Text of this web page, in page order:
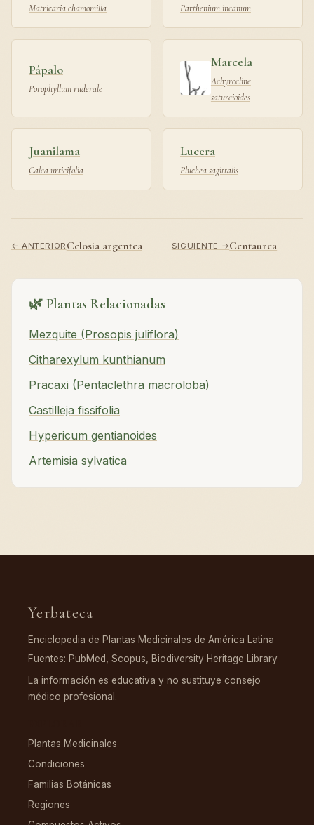
Matricaria chamomilla Parthenium incanum
Pápalo
Porophyllum ruderale
Marcela
Achyrocline
satureioides
Juanilama
Calea urticifolia
Lucera
Pluchea sagittalis
← ANTERIOR Celosia argentea SIGUIENTE →Centaurea
🌿 Plantas Relacionadas
Mezquite (Prosopis juliflora)
Citharexylum kunthianum
Pracaxi (Pentaclethra macroloba)
Castilleja fissifolia
Hypericum gentianoides
Artemisia sylvatica
Yerbateca
Enciclopedia de Plantas Medicinales de América Latina
Fuentes: PubMed, Scopus, Biodiversity Heritage Library
La información es educativa y no sustituye consejo
médico profesional.
Plantas Medicinales
Condiciones
Familias Botánicas
Regiones